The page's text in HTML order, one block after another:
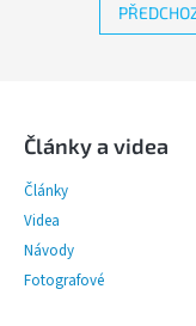
Články a videa
Články
Videa
Návody
Fotografové